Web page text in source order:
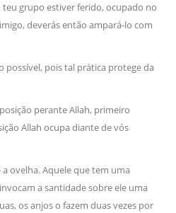
teu grupo estiver ferido, ocupado no
deverás então ampará-lo com
possível, pois tal prática protege da
perante Allah, primeiro
Allah ocupa diante de vós
ovelha. Aquele que tem uma
a santidade sobre ele uma
os anjos o fazem duas vezes por